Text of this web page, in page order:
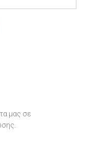
μας σε